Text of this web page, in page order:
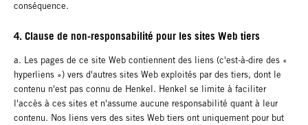
conséquence.
4. Clause de non-responsabilité pour les sites Web tiers
a. Les pages de ce site Web contiennent des liens (c'est-à-dire des «
hyperliens ») vers d'autres sites Web exploités par des tiers, dont le
contenu n'est pas connu de Henkel. Henkel se limite à faciliter
l'accès à ces sites et n'assume aucune responsabilité quant à leur
contenu. Nos liens vers des sites Web tiers ont uniquement pour but